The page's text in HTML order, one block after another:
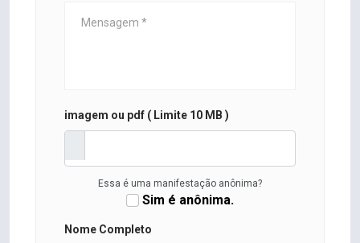
imagem ou pdf ( Limite 10 MB )
Essa é uma manifestação anônima?
Sim é anônima.
Nome Completo